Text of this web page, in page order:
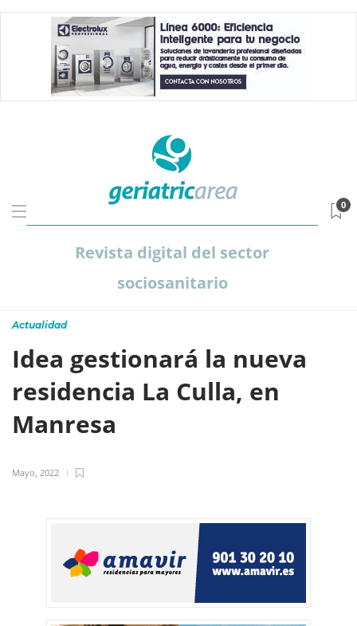
Revista digital del sector
sociosanitario
0
Actualidad
Idea gestionará la nueva
residencia La Culla, en
Manresa
Mayo, 2022